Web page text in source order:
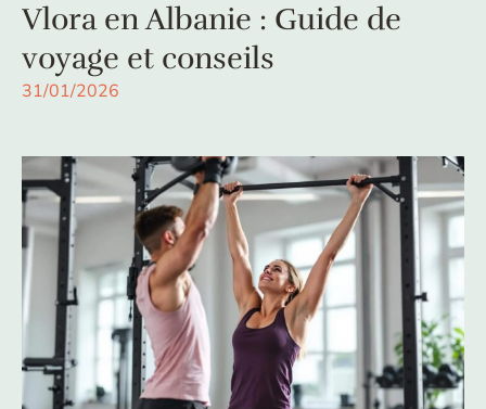
Vlora en Albanie : Guide de
voyage et conseils
31/01/2026